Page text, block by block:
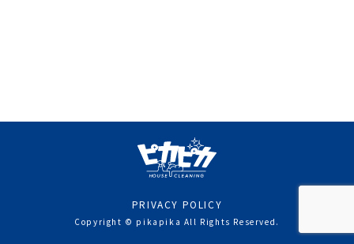
PRIVACY POLICY
Copyright © pikapika All Rights Reserved.